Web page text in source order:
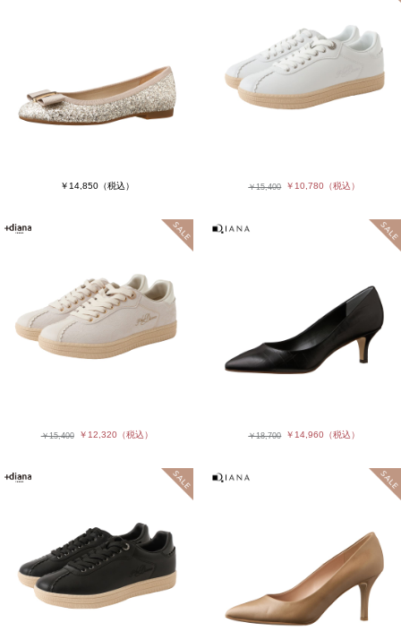
￥14,850（税込） ￥15,400 ￥10,780 （税込）
￥15,400 ￥12,320（税込） ￥18,700 ￥14,960 （税込）